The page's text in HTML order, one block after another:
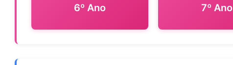
6º Ano 7º Ano